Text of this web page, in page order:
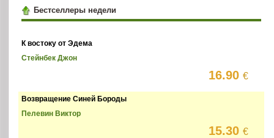
Бестселлеры недели
К востоку от Эдема
Стейнбек Джон
16.90€
Возвращение Синей Бороды
Пелевин Виктор
15.30€